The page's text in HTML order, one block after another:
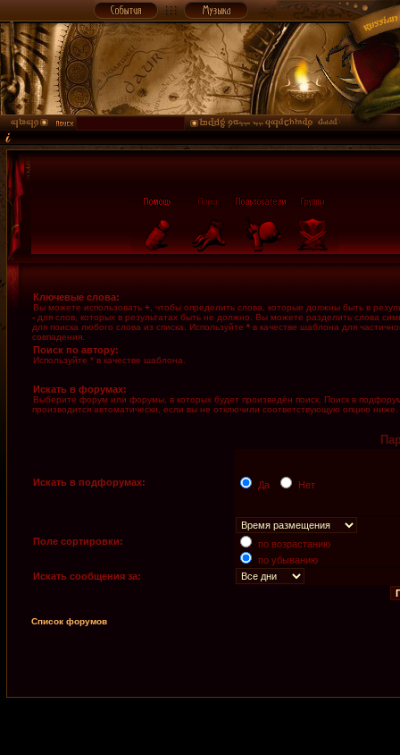
Ключевые слова:
Вы можете использовать + , чтобы определить слова, которые должны быть в
- для слов, которых в результатах быть не должно. Вы можете разделить слова
для поиска любого слова из списка. Используйте * в качестве шаблона для
совпадения.
Поиск по автору:
Используйте * в качестве шаблона.
Искать в форумах:
Выберите форум или форумы, в которых будет произведён поиск. Поиск в
производится автоматически, если вы не отключили соответствующую опцию ниже.
Искать в подфорумах: Да Нет
Поле сортировки:
по возрастанию
по убыванию
Искать сообщения за:
Список форумов